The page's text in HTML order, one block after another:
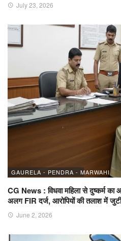
July 23, 2026
GAURELA - PENDRA - MARWAHI
CG News : विधवा महिला से दुष्कर्म
अलग FIR दर्ज, आरोपियों की तलाश में
June 2, 2026